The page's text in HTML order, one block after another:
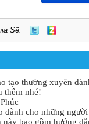
Sẽ:
tạo thường xuyên
thêm nhé!
cho những
bao gồm hướng